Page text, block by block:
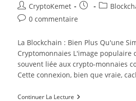
Auteur/autrice
de
CryptoKemet
Publication
Post
Commentaires
la
publication :
0 commentaire
La Blockchain : Bien Plus Qu'une
Cryptomonnaies L'image populaire
souvent liée aux crypto-monnaies
Cette connexion, bien que vraie,
Continuer La LectureLa